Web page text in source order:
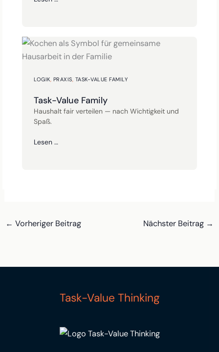
LOGIK, PRAXIS, TASK-VALUE FAMILY
Task-Value Family
Haushalt fair verteilen — nach Wichtigkeit und
Spaß.
Lesen …
← Vorheriger Beitrag Nächster Beitrag →
Task-Value Thinking